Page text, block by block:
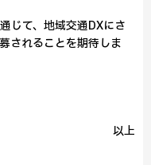
じて、地域交通DXにさ
されることを期待しま
以上